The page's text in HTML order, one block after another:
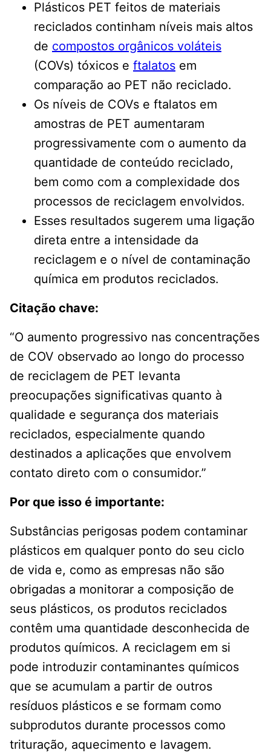
Plásticos PET feitos de materiais
reciclados continham níveis mais altos
de compostos orgânicos voláteis
(COVs) tóxicos e ftalatos em
comparação ao PET não reciclado.
Os níveis de COVs e ftalatos em
amostras de PET aumentaram
progressivamente com o aumento da
quantidade de conteúdo reciclado,
bem como com a complexidade dos
processos de reciclagem envolvidos.
Esses resultados sugerem uma ligação
direta entre a intensidade da
reciclagem e o nível de contaminação
química em produtos reciclados.
Citação chave:
“O aumento progressivo nas concentrações
de COV observado ao longo do processo
de reciclagem de PET levanta
preocupações significativas quanto à
qualidade e segurança dos materiais
reciclados, especialmente quando
destinados a aplicações que envolvem
contato direto com o consumidor.”
Por que isso é importante:
Substâncias perigosas podem contaminar
plásticos em qualquer ponto do seu ciclo
de vida e, como as empresas não são
obrigadas a monitorar a composição de
seus plásticos, os produtos reciclados
contêm uma quantidade desconhecida de
produtos químicos. A reciclagem em si
pode introduzir contaminantes químicos
que se acumulam a partir de outros
resíduos plásticos e se formam como
subprodutos durante processos como
trituração, aquecimento e lavagem.